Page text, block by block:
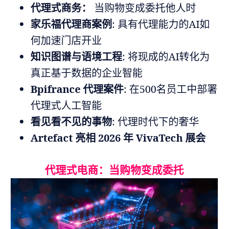
代理式商务：
当购物变成委托他人时
家乐福代理商案例: 具有代理能力的AI如
何加速门店开业
知识图谱与语境工程: 将现成的AI转化为
真正基于数据的企业智能
Bpifrance 代理案件: 在500名员工中部署
代理式人工智能
看见看不见的事物: 代理时代下的奢华
Artefact 亮相 2026 年 VivaTech 展会
代理式电商：当购物变成委托